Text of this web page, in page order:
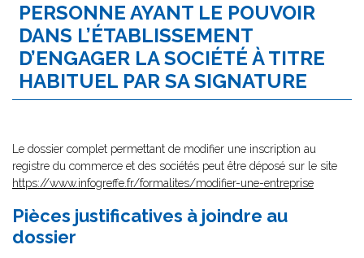
PERSONNE AYANT LE POUVOIR
DANS L’ÉTABLISSEMENT
D’ENGAGER LA SOCIÉTÉ À TITRE
HABITUEL PAR SA SIGNATURE
Le dossier complet permettant de modifier une inscription au
registre du commerce et des sociétés peut être déposé sur le site
https://www.infogreffe.fr/formalites/modifier-une-entreprise
Pièces justificatives à joindre au
dossier